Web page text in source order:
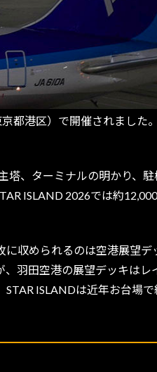
都港区）で開催されました
、ターミナルの明かり、
ISLAND 2026では約
収められるのは空港展望デ
羽田空港の展望デッキはレ
ISLANDは近年お台場